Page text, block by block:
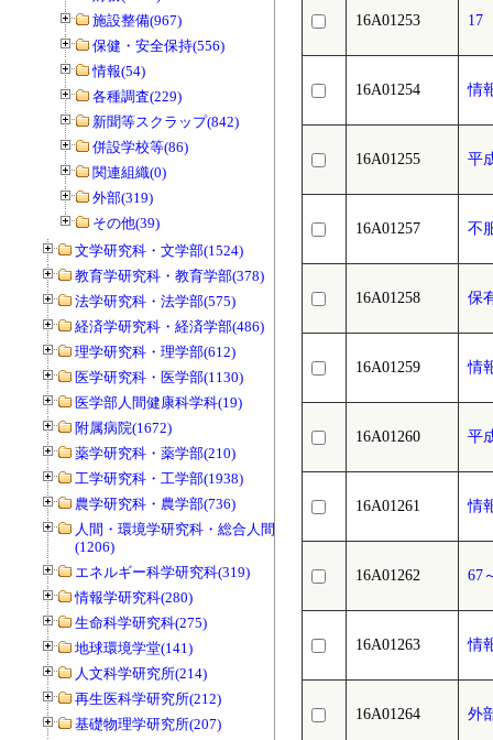
施設整備(967)
保健・安全保持(556)
情報(54)
各種調査(229)
新聞等スクラップ(842)
併設学校等(86)
関連組織(0)
外部(319)
その他(39)
文学研究科・文学部(1524)
教育学研究科・教育学部(378)
法学研究科・法学部(575)
経済学研究科・経済学部(486)
理学研究科・理学部(612)
医学研究科・医学部(1130)
医学部人間健康科学科(19)
附属病院(1672)
薬学研究科・薬学部(210)
工学研究科・工学部(1938)
農学研究科・農学部(736)
人間・環境学研究科・総合人間学部
(1206)
エネルギー科学研究科(319)
情報学研究科(280)
生命科学研究科(275)
地球環境学堂(141)
人文科学研究所(214)
再生医科学研究所(212)
基礎物理学研究所(207)
16A01253 17
16A01254 情
16A01255 平
16A01257 不
16A01258 保
16A01259 情
16A01260 平
16A01261 情
16A01262 67
16A01263 情
16A01264 外